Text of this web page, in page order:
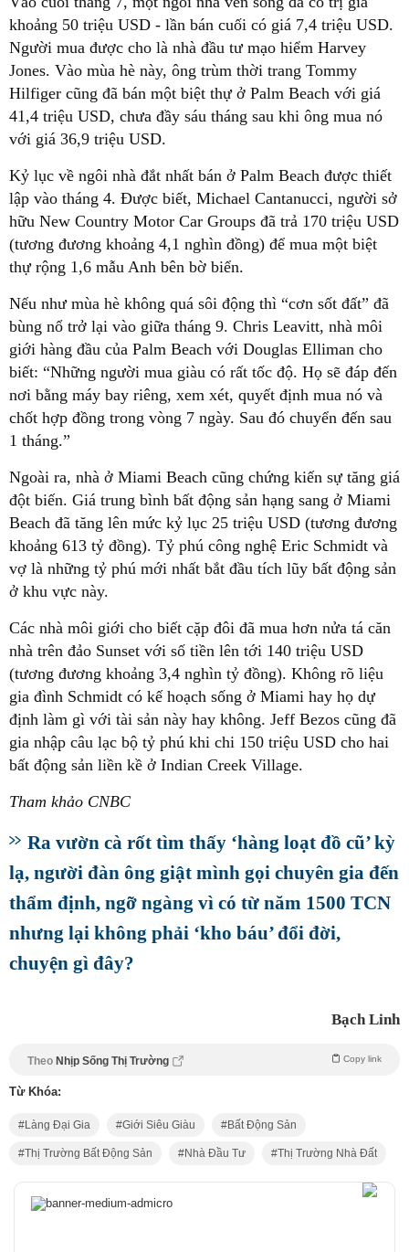
khoảng 50 triệu USD - lần bán cuối có giá 7,4 triệu USD.
Người mua được cho là nhà đầu tư mạo hiểm Harvey
Jones. Vào mùa hè này, ông trùm thời trang Tommy
Hilfiger cũng đã bán một biệt thự ở Palm Beach với giá
41,4 triệu USD, chưa đầy sáu tháng sau khi ông mua nó
với giá 36,9 triệu USD.
Kỷ lục về ngôi nhà đắt nhất bán ở Palm Beach được thiết
lập vào tháng 4. Được biết, Michael Cantanucci, người sở
hữu New Country Motor Car Groups đã trả 170 triệu USD
(tương đương khoảng 4,1 nghìn đồng) để mua một biệt
thự rộng 1,6 mẫu Anh bên bờ biển.
Nếu như mùa hè không quá sôi động thì “cơn sốt đất” đã
bùng nổ trở lại vào giữa tháng 9. Chris Leavitt, nhà môi
giới hàng đầu của Palm Beach với Douglas Elliman cho
biết: “Những người mua giàu có rất tốc độ. Họ sẽ đáp đến
nơi bằng máy bay riêng, xem xét, quyết định mua nó và
chốt hợp đồng trong vòng 7 ngày. Sau đó chuyển đến sau
1 tháng.”
Ngoài ra, nhà ở Miami Beach cũng chứng kiến sự tăng giá
đột biến. Giá trung bình bất động sản hạng sang ở Miami
Beach đã tăng lên mức kỷ lục 25 triệu USD (tương đương
khoảng 613 tỷ đồng). Tỷ phú công nghệ Eric Schmidt và
vợ là những tỷ phú mới nhất bắt đầu tích lũy bất động sản
ở khu vực này.
Các nhà môi giới cho biết cặp đôi đã mua hơn nửa tá căn
nhà trên đảo Sunset với số tiền lên tới 140 triệu USD
(tương đương khoảng 3,4 nghìn tỷ đồng). Không rõ liệu
gia đình Schmidt có kế hoạch sống ở Miami hay họ dự
định làm gì với tài sản này hay không. Jeff Bezos cũng đã
gia nhập câu lạc bộ tỷ phú khi chi 150 triệu USD cho hai
bất động sản liền kề ở Indian Creek Village.
Tham khảo CNBC
Ra vườn cà rốt tìm thấy ‘hàng loạt đồ cũ’ kỳ
lạ, người đàn ông giật mình gọi chuyên gia đến
thẩm định, ngỡ ngàng vì có từ năm 1500 TCN
nhưng lại không phải ‘kho báu’ đổi đời,
chuyện gì đây?
Bạch Linh
Theo Nhịp Sống Thị Trường Copy link
Từ Khóa:
Làng Đại Gia Giới Siêu Giàu Bất Động Sản
Thị Trường Bất Động Sản Nhà Đầu Tư Thị Trường Nhà Đất